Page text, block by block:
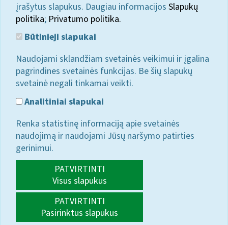
įrašytus slapukus. Daugiau informacijos Slapukų
politika; Privatumo politika.
Būtinieji slapukai
Naudojami sklandžiam svetainės veikimui ir įgalina
pagrindines svetainės funkcijas. Be šių slapukų
svetainė negali tinkamai veikti.
Analitiniai slapukai
Renka statistinę informaciją apie svetainės
naudojimą ir naudojami Jūsų naršymo patirties
gerinimui.
PATVIRTINTI
Visus slapukus
PATVIRTINTI
Pasirinktus slapukus